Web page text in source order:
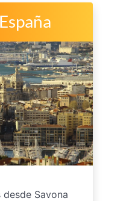
Savona